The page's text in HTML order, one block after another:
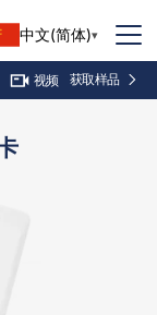
中文(简体)
视频 获取样品